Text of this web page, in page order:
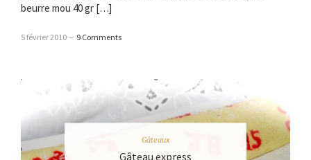
beurre mou 40 gr […]
5 février 2010 – 9 Comments
Gâteaux
Gâteau express